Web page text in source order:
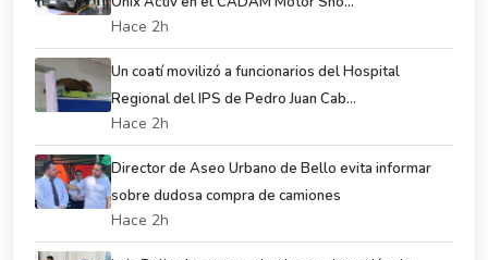
Hace 2h
Un coatí movilizó a funcionarios del Hospital
Regional del IPS de Pedro Juan Cab...
Hace 2h
Director de Aseo Urbano de Bello evita informar
sobre dudosa compra de camiones
Hace 2h